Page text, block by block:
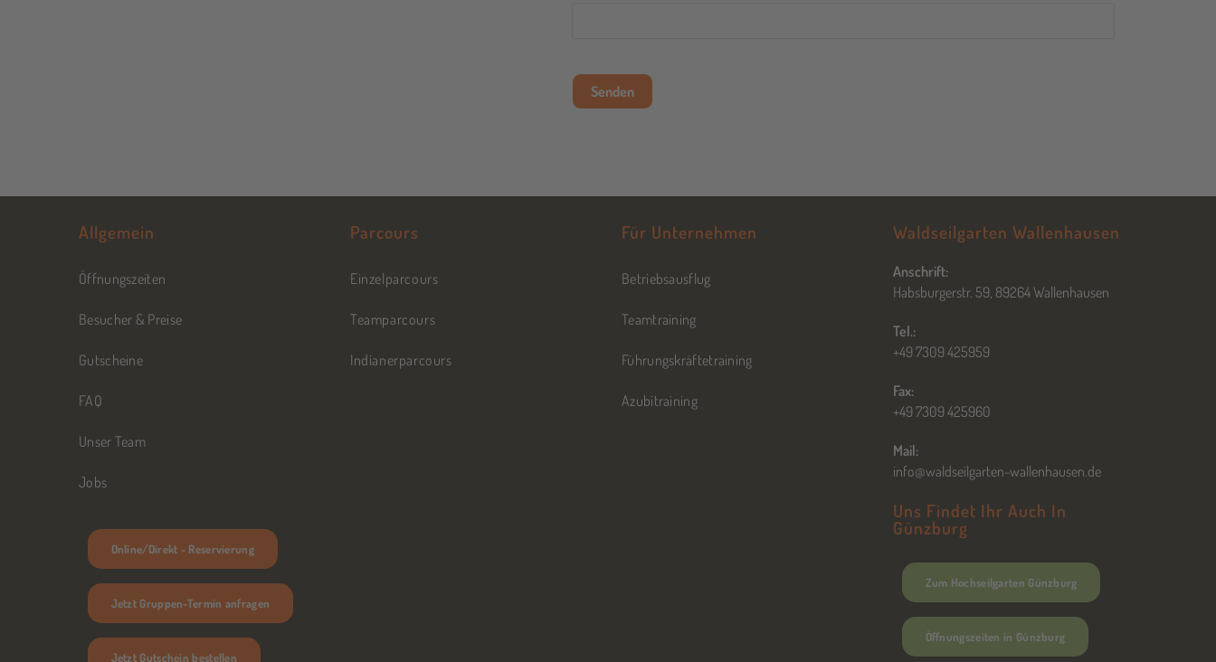
Senden
Allgemein
Öffnungszeiten
Besucher & Preise
Gutscheine
FAQ
Unser Team
Jobs
Online/Direkt - Reservierung
Jetzt Gruppen-Termin anfragen
Jetzt Gutschein bestellen
Parcours
Einzelparcours
Teamparcours
Indianerparcours
Für Unternehmen
Betriebsausflug
Teamtraining
Führungskräftetraining
Azubitraining
Waldseilgarten Wallenhausen
Anschrift:
Habsburgerstr. 59, 89264 Wallenhausen
Tel.:
+49 7309 425959
Fax:
+49 7309 425960
Mail:
info@waldseilgarten-wallenhausen.de
Uns Findet Ihr Auch In
Günzburg
Zum Hochseilgarten Günzburg
Öffnungszeiten in Günzburg